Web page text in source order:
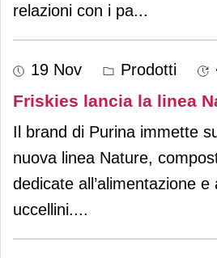
relazioni con i pa...
19 Nov Prodotti
Friskies lancia la linea
Il brand di Purina immette
nuova linea Nature,
dedicate all’alimentazione
uccellini....